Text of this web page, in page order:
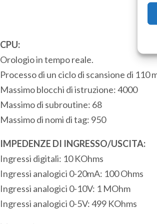
CPU:
Orologio in tempo reale.
Processo di un ciclo di scansione di 110
Massimo blocchi di istruzione: 4000
Massimo di subroutine: 68
Massimo di nomi di tag: 950
IMPEDENZE DI INGRESSO/USCITA:
Ingressi digitali: 10 KOhms
Ingressi analogici 0-20mA: 100 Ohms
Ingressi analogici 0-10V: 1 MOhm
Ingressi analogici 0-5V: 499 KOhms